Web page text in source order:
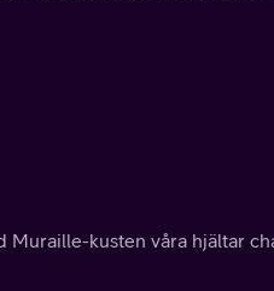
kusten våra hjältar